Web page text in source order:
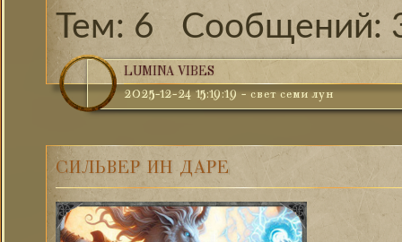
6
LUMINA VIBES
2025-12-24 15:19:19 -свет семи лун
СИЛЬВЕР ИН ДАРЕ